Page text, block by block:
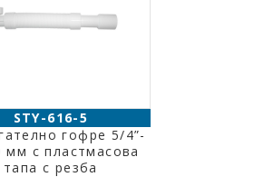
STY-616-5
гофре 5/4”-
мм с пластмасова
тапа с резба